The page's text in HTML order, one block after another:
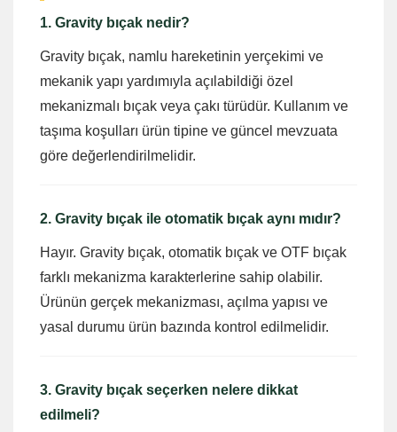
1. Gravity bıçak nedir?
Gravity bıçak, namlu hareketinin yerçekimi ve
mekanik yapı yardımıyla açılabildiği özel
mekanizmalı bıçak veya çakı türüdür. Kullanım ve
taşıma koşulları ürün tipine ve güncel mevzuata
göre değerlendirilmelidir.
2. Gravity bıçak ile otomatik bıçak aynı mıdır?
Hayır. Gravity bıçak, otomatik bıçak ve OTF bıçak
farklı mekanizma karakterlerine sahip olabilir.
Ürünün gerçek mekanizması, açılma yapısı ve
yasal durumu ürün bazında kontrol edilmelidir.
3. Gravity bıçak seçerken nelere dikkat
edilmeli?